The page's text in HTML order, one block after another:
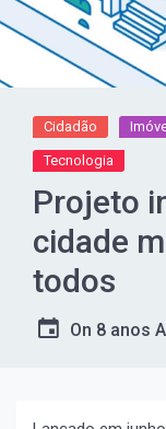
Cidadão
Tecnologia
Projeto
cidade
todos
On 8 anos